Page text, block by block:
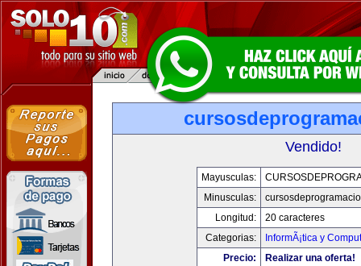
Vendido!
Mayusculas:
Minusculas:
Longitud:
20 caracteres
Categorias:
InformÃ¡tica y
Precio:
Realizar una oferta!